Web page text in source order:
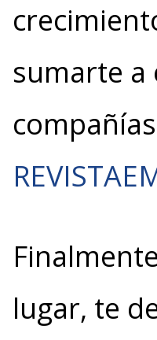
sumarte a
lugar, te